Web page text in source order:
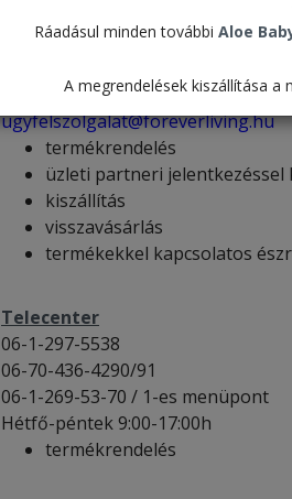
Ráadásul minden további Aloe
A megrendelések kiszállítása
Ügyfélszolgálat
Hétfő-péntek 9:00-17:00h
ugyfelszolgalat@foreverliving.hu
termékrendelés
üzleti partneri jelentkezéssel
kiszállítás
visszavásárlás
termékekkel kapcsolatos
Telecenter
06-1-297-5538
06-70-436-4290/91
06-1-269-53-70 / 1-es menüpont
Hétfő-péntek 9:00-17:00h
termékrendelés